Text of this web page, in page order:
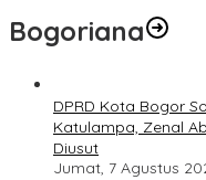
Bogoriana
DPRD Kota Bogor
Katulampa, Zenal
Diusut
Jumat, 7 Agustus